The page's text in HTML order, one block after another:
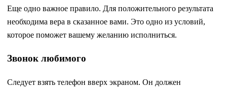
Еще одно важное правило. Для положительного результата
необходима вера в сказанное вами. Это одно из условий,
которое поможет вашему желанию исполниться.
Звонок любимого
Следует взять телефон вверх экраном. Он должен